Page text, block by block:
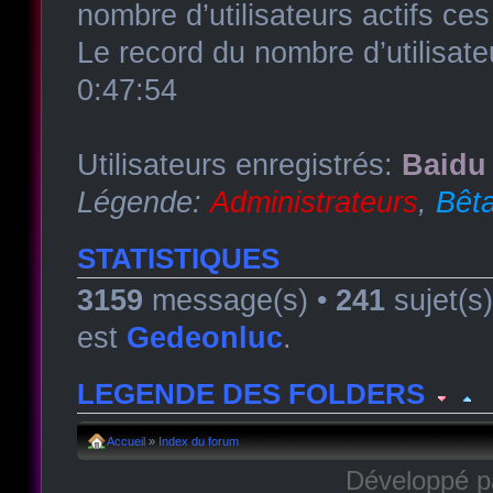
nombre d’utilisateurs actifs
Le record du nombre
0:47:54
Utilisateurs enregistrés:
Légende:Administrateurs,
STATISTIQUES
3159 message(s) • 241
est Gedeonluc.
LEGENDE DES FOLDERS
Forum avec sous-
Accueil » Index du forum
Développé